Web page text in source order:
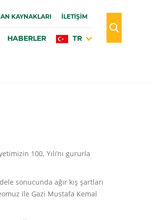
KAYNAKLARI İLETİŞİM
HABERLER TR
100. Yılı’nı gururla
sonucunda ağır kış şartları
ile Gazi Mustafa Kemal